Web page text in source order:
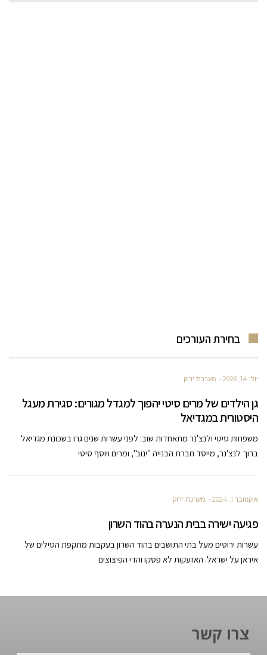
בחירת העורכים
יולי 14, 2026 מערכת ירוק
גן הילדים של מרים סיטי יהפוך למגדל מגורים: סגירת מעגל
היסטורית במגדיאל
משפחות סיטי ולנצ'נר מתאחדות שוב: לפני עשרות שנים גרו בשכונת מגדיאל
ברוך לנצ'נר, מייסד חברת הבנייה "ינוב", ומרים ויוסף סיטי
אוקטובר 1, 2024 מערכת ירוק
פגיעה ישירה בבית הנערה בהוד השרון
עשרות ירוטים מעל בתי התושבים בהוד השרון בעקבות מתקפת הטילים של
איראן על ישראל. האזעקות לא פסקו והדי הפיצוצים
צרו קשר